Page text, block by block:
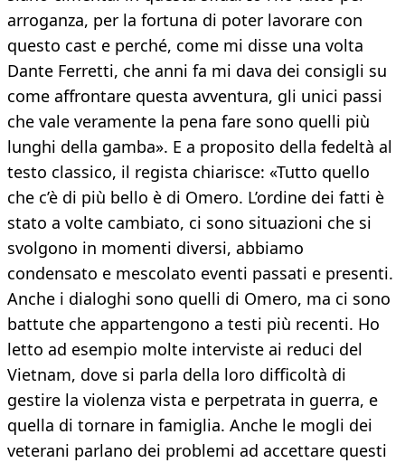
arroganza, per la fortuna di poter lavorare con
questo cast e perché, come mi disse una volta
Dante Ferretti, che anni fa mi dava dei consigli su
come affrontare questa avventura, gli unici passi
che vale veramente la pena fare sono quelli più
lunghi della gamba». E a proposito della fedeltà al
testo classico, il regista chiarisce: «Tutto quello
che c’è di più bello è di Omero. L’ordine dei fatti è
stato a volte cambiato, ci sono situazioni che si
svolgono in momenti diversi, abbiamo
condensato e mescolato eventi passati e presenti.
Anche i dialoghi sono quelli di Omero, ma ci sono
battute che appartengono a testi più recenti. Ho
letto ad esempio molte interviste ai reduci del
Vietnam, dove si parla della loro difficoltà di
gestire la violenza vista e perpetrata in guerra, e
quella di tornare in famiglia. Anche le mogli dei
veterani parlano dei problemi ad accettare questi